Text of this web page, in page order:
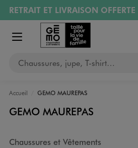
Aller au contenu principal
Aller à la navigation
RETRAIT ET LIVRAISON OFFERTE
Retours OFFERTSpendant 30 jours
PAYEZ EN 3x SANS FRAIS
RÉSERVATION GRATUITE
Afficher le menu
Chaussures, jupe, T-shirt…
Accueil GEMO MAUREPAS
GEMO MAUREPAS
Chaussures et Vêtements